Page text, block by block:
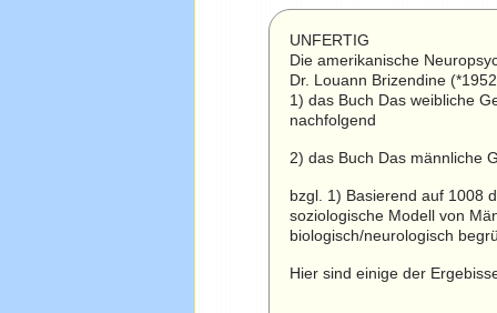
UNFERTIG
Die amerikanische
Dr. Louann Brizendine
1) das Buch Das weibliche
nachfolgend
2) das Buch Das männliche
bzgl. 1) Basierend auf 1008
soziologische Modell von
biologisch/neurologisch
Hier sind einige der